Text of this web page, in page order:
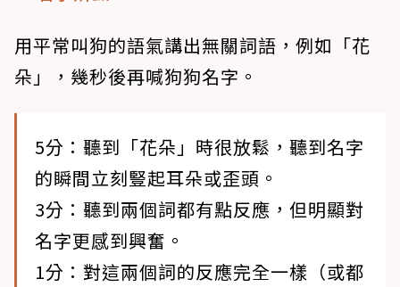
用平常叫狗的語氣講出無關詞語，例如「花
朵」，幾秒後再喊狗狗名字。
5分：聽到「花朵」時很放鬆，聽到名字
的瞬間立刻豎起耳朵或歪頭。
3分：聽到兩個詞都有點反應，但明顯對
名字更感到興奮。
1分：對這兩個詞的反應完全一樣（或都